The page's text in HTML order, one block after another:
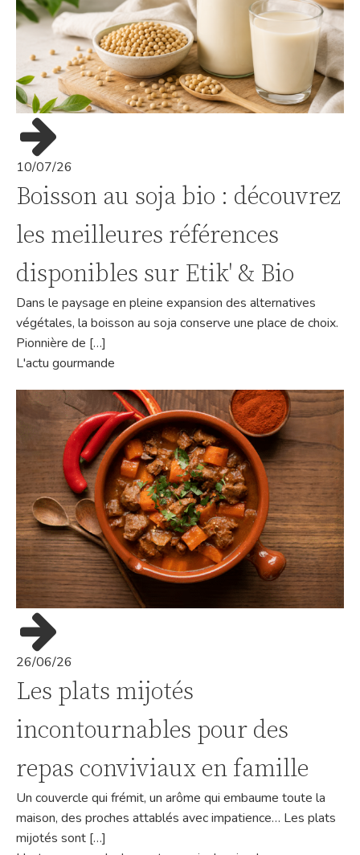
10/07/26
Boisson au soja bio : découvrez
les meilleures références
disponibles sur Etik' & Bio
Dans le paysage en pleine expansion des alternatives
végétales, la boisson au soja conserve une place de choix.
Pionnière de […]
L'actu gourmande
26/06/26
Les plats mijotés
incontournables pour des
repas conviviaux en famille
Un couvercle qui frémit, un arôme qui embaume toute la
maison, des proches attablés avec impatience… Les plats
mijotés sont […]